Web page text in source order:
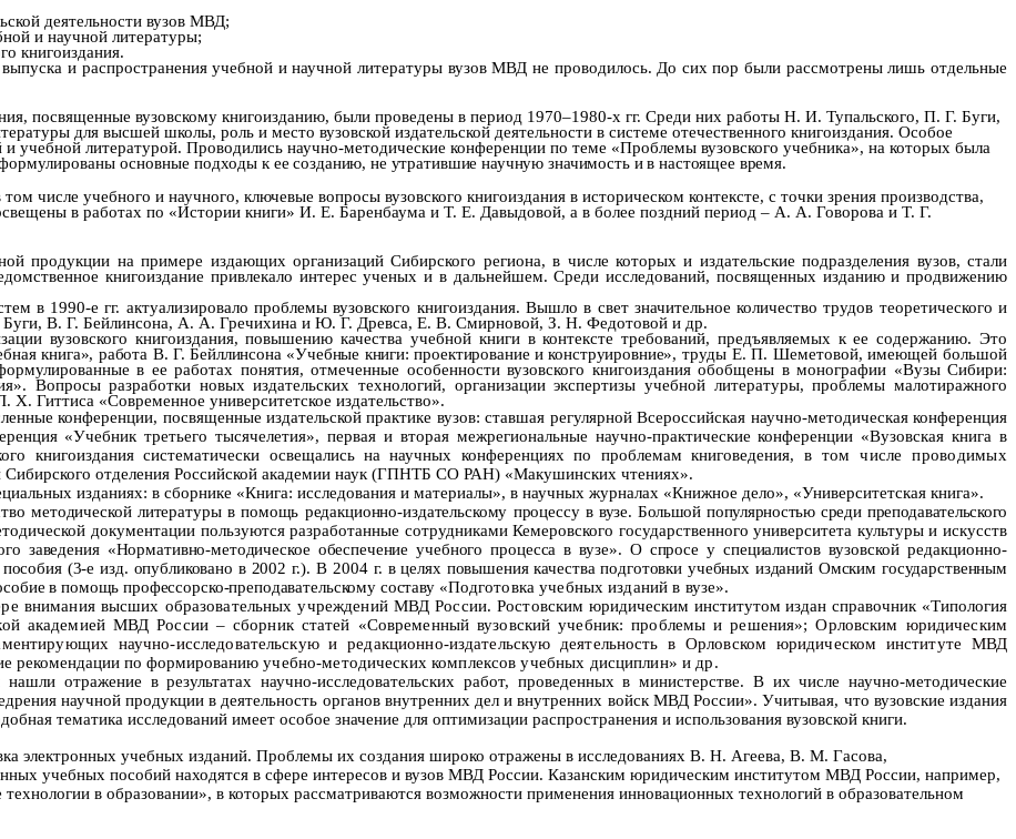
деятельности вузов МВД;
и научной литературы;
книгоиздания.
и распространения учебной и научной литературы вузов МВД не проводилось. До сих пор были рассмотрены лишь отдельные
посвященные вузовскому книгоизданию, были проведены в период 1970–1980-х гг. Среди них работы Н. И. Тупальского, П. Г. Буги,
для высшей школы, роль и место вузовской издательской деятельности в системе отечественного книгоиздания. Особое
и учебной литературой. Проводились научно-методические конференции по теме «Проблемы вузовского учебника», на которых была
основные подходы к ее созданию, не утратившие научную значимость и в настоящее время.
числе учебного и научного, ключевые вопросы вузовского книгоиздания в историческом контексте, с точки зрения производства,
в работах по «Истории книги» И. Е. Баренбаума и Т. Е. Давыдовой, а в более поздний период – А. А. Говорова и Т. Г.
продукции на примере издающих организаций Сибирского региона, в числе которых и издательские подразделения вузов, стали
книгоиздание привлекало интерес ученых и в дальнейшем. Среди исследований, посвященных изданию и продвижению
в 1990-е гг. актуализировало проблемы вузовского книгоиздания. Вышло в свет значительное количество трудов теоретического и
Буги, В. Г. Бейлинсона, А. А. Гречихина и Ю. Г. Древса, Е. В. Смирновой, З. Н. Федотовой и др.
вузовского книгоиздания,повышению качества учебной книги в контексте требований, предъявляемых к ее содержанию. Это
книга», работа В. Г. Бейллинсона «Учебные книги: проектирование и конструировние», труды Е. П. Шеметовой, имеющей большой
в ее работах понятия, отмеченные особенности вузовского книгоиздания обобщены в монографии «Вузы Сибири:
Вопросы разработки новых издательских технологий, организации экспертизы учебной литературы, проблемы малотиражного
Гиттиса «Современное университетское издательство».
конференции, посвященные издательской практике вузов: ставшая регулярной Всероссийская научно-методическая конференция
«Учебник третьего тысячелетия», первая и вторая межрегиональные научно-практические конференции «Вузовская книга в
книгоиздания систематически освещались на научных конференциях по проблемам книговедения, в том числе проводимых
Сибирского отделения Российской академии наук (ГПНТБ СО РАН) «Макушинских чтениях».
изданиях: в сборнике «Книга: исследования и материалы», в научных журналах «Книжное дело», «Университетская книга».
методической литературы в помощь редакционно-издательскому процессу в вузе. Большой популярностью среди преподавательского
документации пользуются разработанные сотрудниками Кемеровского государственного университета культуры и искусств
заведения «Нормативно-методическое обеспечение учебного процесса в вузе». О спросе у специалистоввузовской редакционно-
(3-е изд. опубликовано в 2002 г.). В 2004 г. в целях повышения качества подготовки учебных изданий Омским государственным
в помощь профессорско-преподаватель­скому составу «Подготовка учебных изданий в вузе».
внимания высших образовательных учреждений МВД России. Ростовским юридическим институтом издан справочник «Типология
академией МВД России – сборник статей «Современный вузовский учебник: проблемы и решения»;Орловским юридическим
научно-исследовательскую и редакционно-издательскую деятельность в Орловском юридическом институте МВД
рекомендации по формированию учебно-методических комплексов учебных дисциплин» и др.
нашли отражение в результатах научно-исследовательских работ, проведенных в министерстве. В их числе научно-методические
научной продукции в деятельность органов внутренних дел и внутренних войск МВД России». Учитывая, что вузовские издания
тематика исследований имеет особое значение для оптимизации распространения и использования вузовской книги.
электронных учебных изданий. Проблемы их создания широко отражены в исследованиях В. Н. Агеева, В. М. Гасова,
учебных пособий находятся в сфере интересов и вузов МВД России. Казанским юридическим институтом МВД России, например,
в образовании», в которых рассматриваются возможности применения инновационных технологий в образовательном